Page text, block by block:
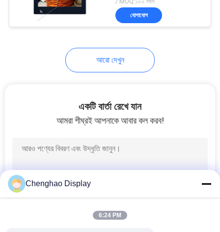
এইচডি টিএফটি প্রদর্শন
শিল্প এলসিডি ডিসপ্লে
যোগাযোগ
আরো দেখুন
একটি বার্তা রেখে যান
আমরা শীঘ্রই আপনাকে আবার কল করব!
Chenghao Display
6:24 PM